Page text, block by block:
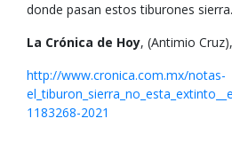
donde pasan estos tiburones sierra.
La Crónica de Hoy, (Antimio Cruz),
http://www.cronica.com.mx/notas-
1183268-2021